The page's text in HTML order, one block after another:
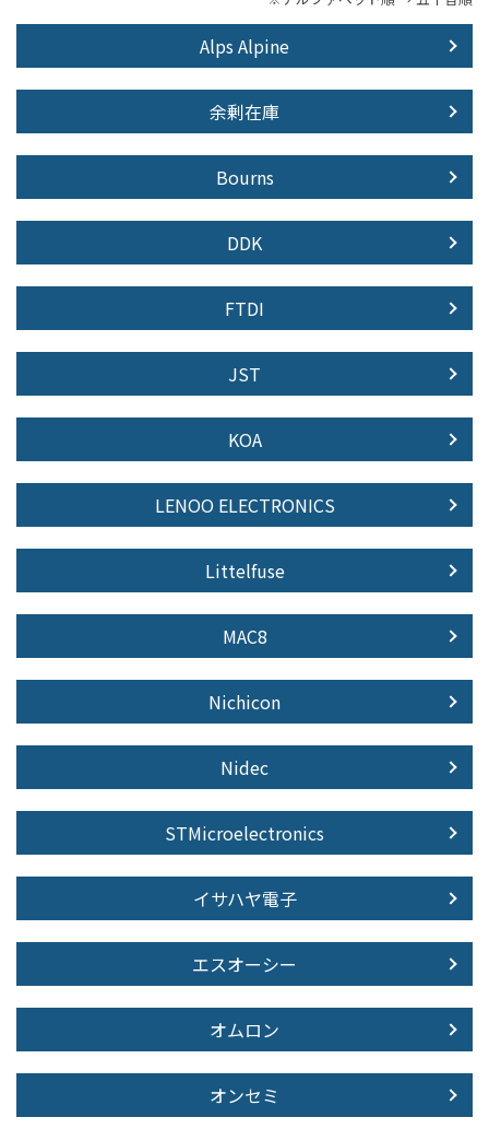
Alps Alpine
余剰在庫
Bourns
DDK
FTDI
JST
KOA
LENOO ELECTRONICS
Littelfuse
MAC8
Nichicon
Nidec
STMicroelectronics
イサハヤ電子
エスオーシー
オムロン
オンセミ